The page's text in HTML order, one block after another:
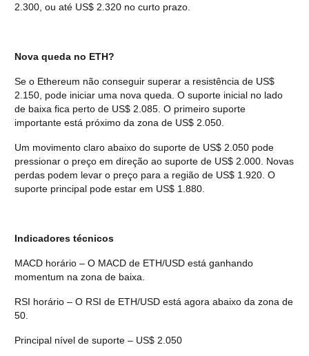
2.300, ou até US$ 2.320 no curto prazo.
Nova queda no ETH?
Se o Ethereum não conseguir superar a resistência de US$
2.150, pode iniciar uma nova queda. O suporte inicial no lado
de baixa fica perto de US$ 2.085. O primeiro suporte
importante está próximo da zona de US$ 2.050.
Um movimento claro abaixo do suporte de US$ 2.050 pode
pressionar o preço em direção ao suporte de US$ 2.000. Novas
perdas podem levar o preço para a região de US$ 1.920. O
suporte principal pode estar em US$ 1.880.
Indicadores técnicos
MACD horário – O MACD de ETH/USD está ganhando
momentum na zona de baixa.
RSI horário – O RSI de ETH/USD está agora abaixo da zona de
50.
Principal nível de suporte – US$ 2.050